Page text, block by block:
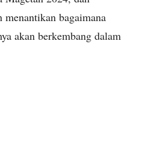
menantikan bagaimana
akan berkembang dalam